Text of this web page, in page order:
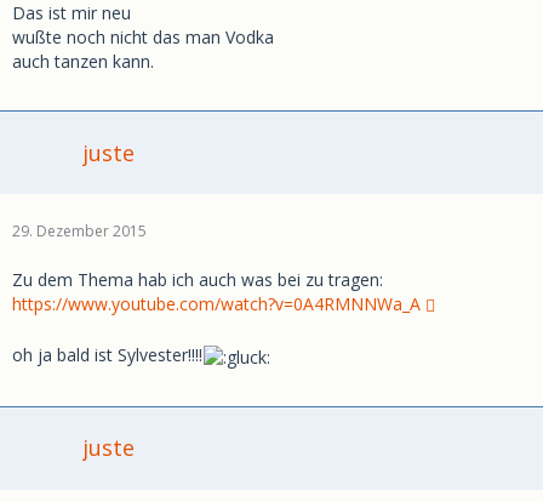
Das ist mir neu
wußte noch nicht das man Vodka
auch tanzen kann.
juste
29. Dezember 2015
Zu dem Thema hab ich auch was bei zu tragen:
https://www.youtube.com/watch?v=0A4RMNNWa_A
oh ja bald ist Sylvester!!!!
juste